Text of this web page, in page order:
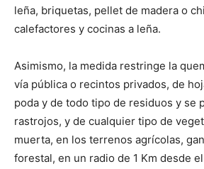
leña, briquetas, pellet de madera o
calefactores y cocinas a leña.
Asimismo, la medida restringe la
vía pública o recintos privados, de
poda y de todo tipo de residuos y se
rastrojos, y de cualquier tipo de
muerta, en los terrenos agrícolas,
forestal, en un radio de 1 Km desde